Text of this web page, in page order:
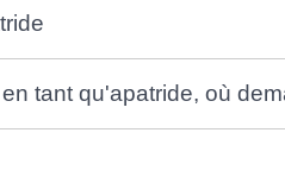
tant qu'apatride, où